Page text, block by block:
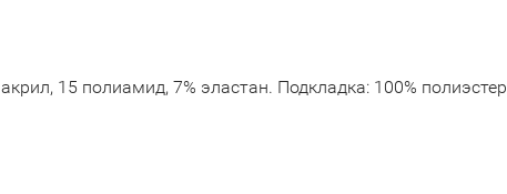
15 полиамид, 7% эластан. Подкладка: 100% полиэстер